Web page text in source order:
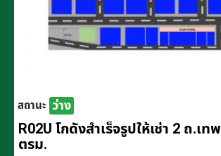
สถานะ ว่าง
R02U โกดังสำเร็จรูปให้เช่า 2 ถ.เ
ตรม.